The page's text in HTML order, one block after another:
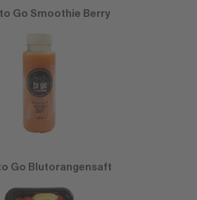
Go Smoothie Berry
Go Blutorangensaft